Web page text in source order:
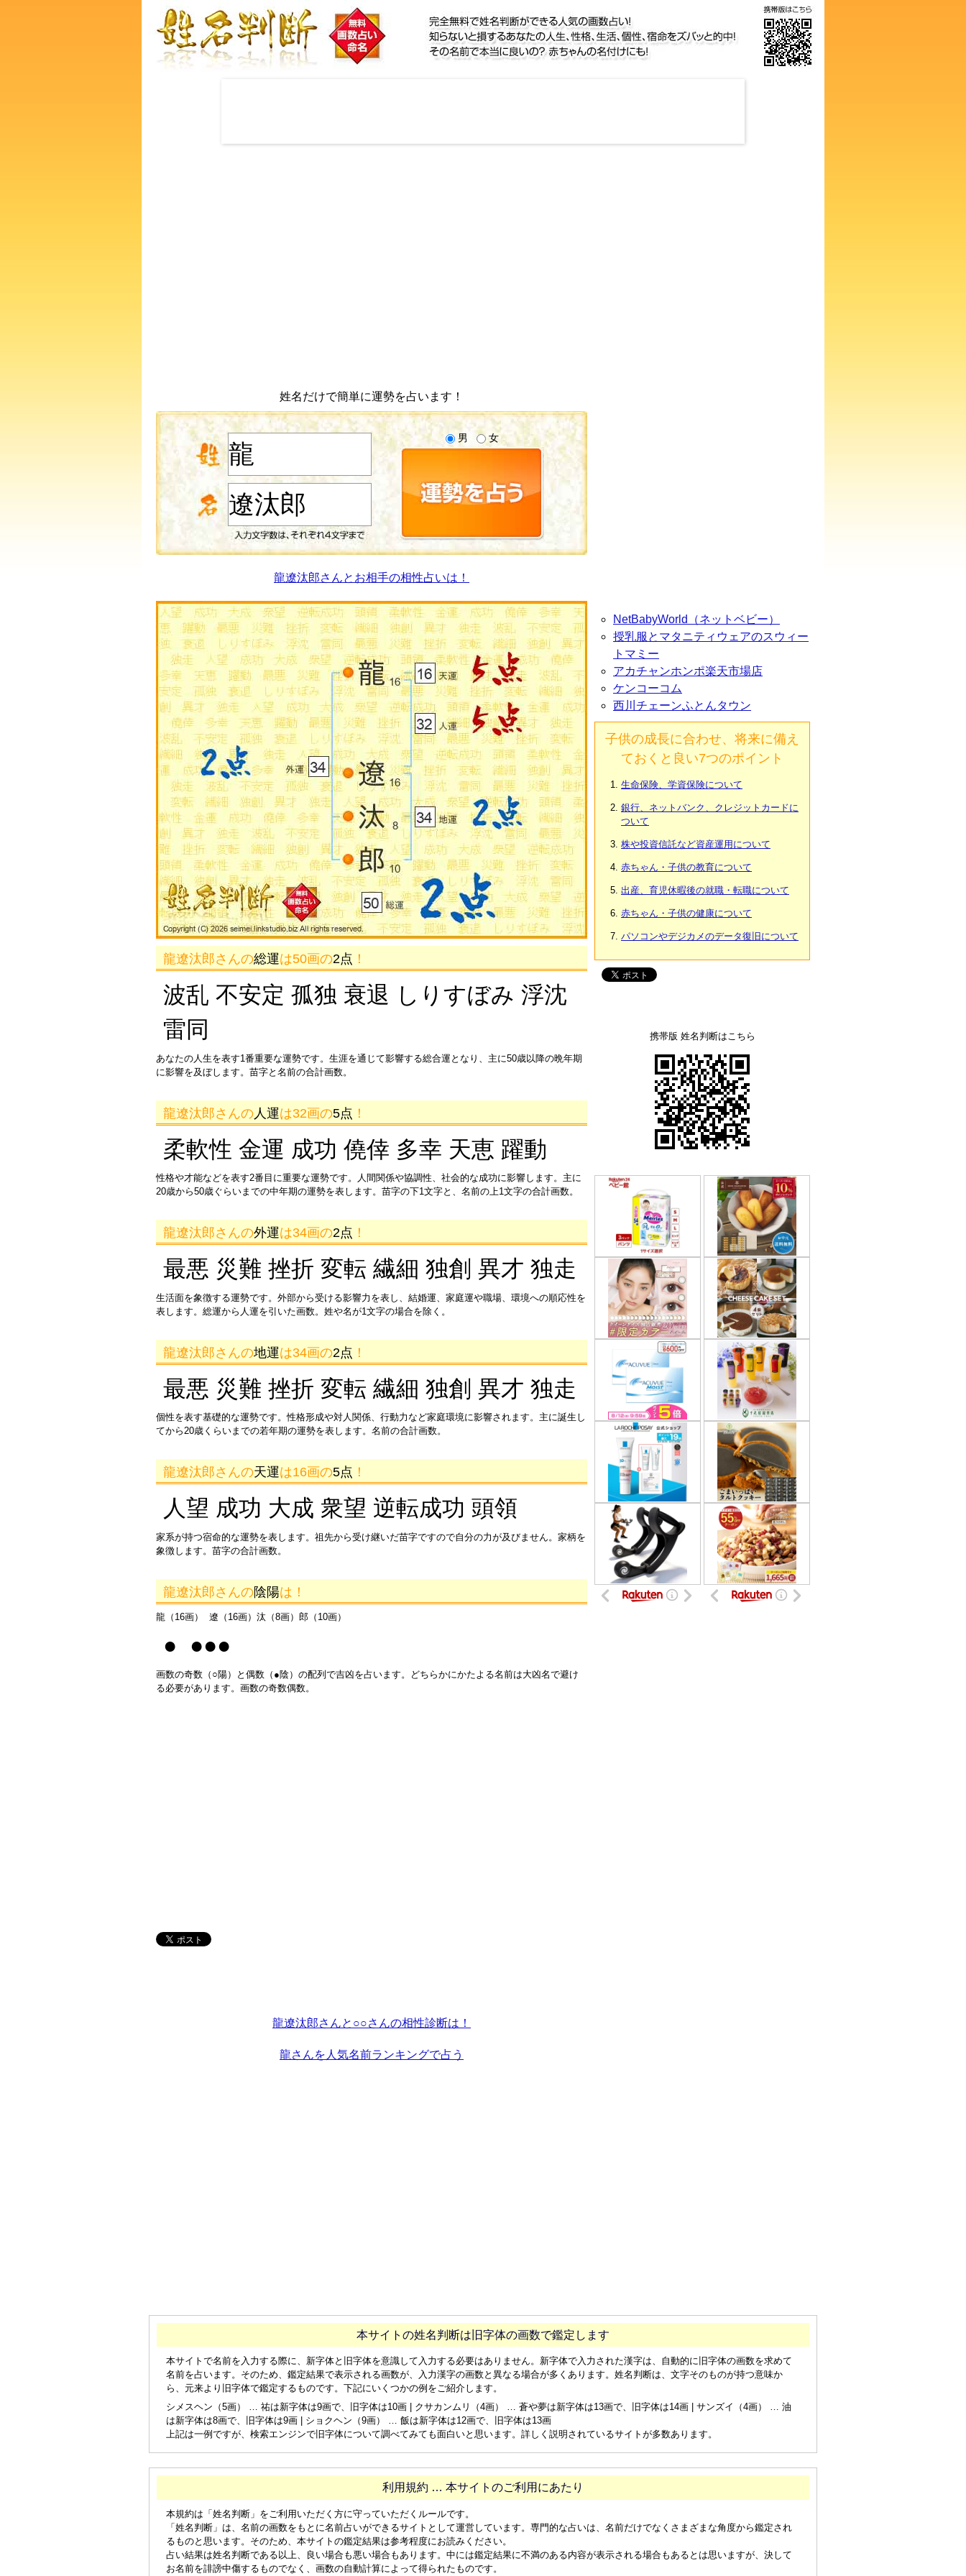
姓名だけで簡単に運勢を占います！
男 女
龍遼汰郎さんとお相手の相性占いは！
龍遼汰郎さんの総運は50画の2点 ！
波乱 不安定 孤独 衰退 しりすぼみ 浮沈
雷同
あなたの人生を表す1番重要な運勢です。生涯を通じて影響する総合運となり、主に50歳以降の晩年期
に影響を及ぼします。苗字と名前の合計画数。
龍遼汰郎さんの 人運は32画の5点 ！
柔軟性 金運 成功 僥倖 多幸 天恵 躍動
性格や才能などを表す2番目に重要な運勢です。人間関係や協調性、社会的な成功に影響します。主に
20歳から50歳ぐらいまでの中年期の運勢を表します。苗字の下1文字と、名前の上1文字の合計画数。
龍遼汰郎さんの外運は34画の2点 ！
最悪 災難 挫折 変転 繊細 独創 異才 独走
生活面を象徴する運勢です。外部から受ける影響力を表し、結婚運、家庭運や職場、環境への順応性を
表します。総運から人運を引いた画数。姓や名が1文字の場合を除く。
龍遼汰郎さんの地運は34画の2点 ！
最悪 災難 挫折 変転 繊細 独創 異才 独走
個性を表す基礎的な運勢です。性格形成や対人関係、行動力など家庭環境に影響されます。主に誕生し
てから20歳くらいまでの若年期の運勢を表します。名前の合計画数。
龍遼汰郎さんの天運は16画の5点 ！
人望 成功 大成 衆望 逆転成功 頭領
家系が持つ宿命的な運勢を表します。祖先から受け継いだ苗字ですので自分の力が及びません。家柄を
象徴します。苗字の合計画数。
龍遼汰郎さんの陰陽は！
龍（16画） 遼（16画）汰（8画）郎（10画）
● ●●●
画数の奇数（○陽）と偶数（●陰）の配列で吉凶を占います。どちらかにかたよる名前は大凶名で避け
る必要があります。画数の奇数偶数。
龍遼汰郎さんと○○さんの相性診断は！
龍さんを人気名前ランキングで占う
NetBabyWorld（ネットベビー）
授乳服とマタニティウェアのスウィー
トマミー
アカチャンホンポ楽天市場店
ケンコーコム
西川チェーンふとんタウン
子供の成長に合わせ、将来に備え
ておくと良い7つのポイント
生命保険、学資保険について
銀行、ネットバンク、クレジットカードに
ついて
株や投資信託など資産運用について
赤ちゃん・子供の教育について
出産、育児休暇後の就職・転職について
赤ちゃん・子供の健康について
パソコンやデジカメのデータ復旧について
携帯版 姓名判断はこちら
本サイトの姓名判断は旧字体の画数で鑑定します
本サイトで名前を入力する際に、新字体と旧字体を意識して入力する必要はありません。新字体で入力された漢字は、自動的に旧字体の画数を求めて
名前を占います。そのため、鑑定結果で表示される画数が、入力漢字の画数と異なる場合が多くあります。姓名判断は、文字そのものが持つ意味か
ら、元来より旧字体で鑑定するものです。下記にいくつかの例をご紹介します。
シメスヘン（5画） … 祐は新字体は9画で、旧字体は10画 | クサカンムリ（4画） … 蒼や夢は新字体は13画で、旧字体は14画 | サンズイ（4画） … 油
は新字体は8画で、旧字体は9画 | ショクヘン（9画） … 飯は新字体は12画で、旧字体は13画
上記は一例ですが、検索エンジンで旧字体について調べてみても面白いと思います。詳しく説明されているサイトが多数あります。
利用規約 … 本サイトのご利用にあたり
本規約は「姓名判断」をご利用いただく方に守っていただくルールです。
「姓名判断」は、名前の画数をもとに名前占いができるサイトとして運営しています。専門的な占いは、名前だけでなくさまざまな角度から鑑定され
るものと思います。そのため、本サイトの鑑定結果は参考程度にお読みください。
占い結果は姓名判断である以上、良い場合も悪い場合もあります。中には鑑定結果に不満のある内容が表示される場合もあるとは思いますが、決して
お名前を誹謗中傷するものでなく、画数の自動計算によって得られたものです。